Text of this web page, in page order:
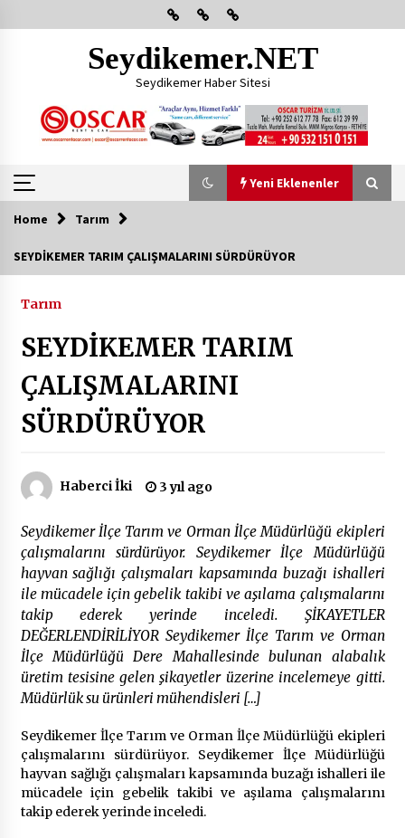
to
Seydikemer.NET
Seydikemer Haber Sitesi
Yeni Eklenenler
Yeni Eklenenler
2 ay ago
2 ay ago
9 Günde 119 Acil Olaya Müdahale Edildi
2 ay ago
FETHİYE BELEDİYESİ HAZİRAN AYI MECLİS
TOPLANTISI GERÇEKLEŞTİRİLDİ
2 ay ago
HAYIRSEVER DİNÇER AKYALI’DAN EĞİTİME
2 ay ago
Mobil Tekerlekli Sandalye Tamir Aracı Engelsiz
Muğla İçin Yollarda
2 ay ago
Home Tarım
SEYDİKEMER TARIM ÇALIŞMALARINI SÜRDÜRÜYOR
Tarım
SEYDİKEMER TARIM
ÇALIŞMALARINI
SÜRDÜRÜYOR
Haberci İki 3 yıl ago
Seydikemer İlçe Tarım ve Orman İlçe Müdürlüğü ekipleri
çalışmalarını sürdürüyor. Seydikemer İlçe Müdürlüğü
hayvan sağlığı çalışmaları kapsamında buzağı ishalleri
ile mücadele için gebelik takibi ve aşılama çalışmalarını
takip ederek yerinde inceledi. ŞİKAYETLER
DEĞERLENDİRİLİYOR Seydikemer İlçe Tarım ve Orman
İlçe Müdürlüğü Dere Mahallesinde bulunan alabalık
üretim tesisine gelen şikayetler üzerine incelemeye gitti.
Müdürlük su ürünleri mühendisleri […]
Seydikemer İlçe Tarım ve Orman İlçe Müdürlüğü ekipleri
çalışmalarını sürdürüyor. Seydikemer İlçe Müdürlüğü
hayvan sağlığı çalışmaları kapsamında buzağı ishalleri ile
mücadele için gebelik takibi ve aşılama çalışmalarını
takip ederek yerinde inceledi.